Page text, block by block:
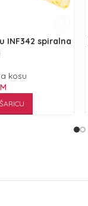
INF342 spiralna
kosu